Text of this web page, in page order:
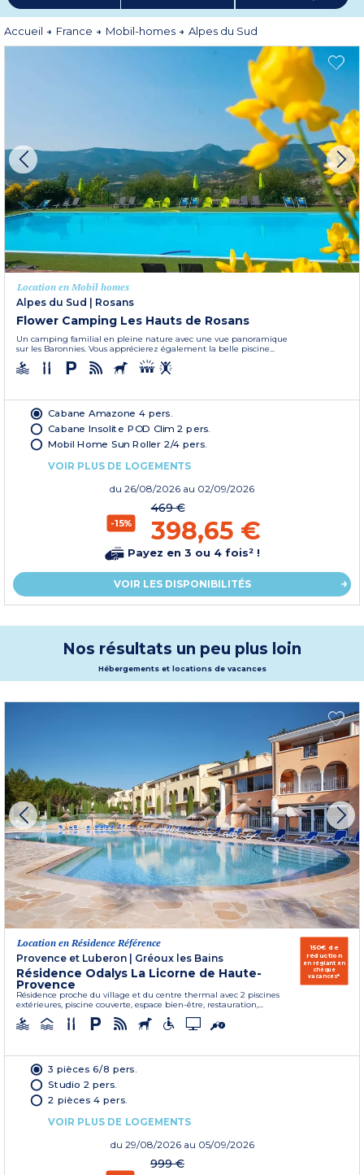
de Barcelonnette). Plus au Sud, vous serez charmé par une Provence
naissante avec ses champs de lavande, ses petits artisans de village (faïence,
santons et poterie). Découvrez les Alpes du Sud aux portes de la
Méditerranée.
Plus d'informations
Accueil France Mobil-homes Alpes du Sud
Location en Mobil homes
Alpes du Sud
Rosans
Flower Camping Les Hauts de Rosans
Un camping familial en pleine nature avec une vue panoramique
sur les Baronnies. Vous apprécierez également la belle piscine...
Cabane Amazone 4 pers.
Cabane Insolite POD Clim 2 pers.
Mobil Home Sun Roller 2/4 pers.
VOIR PLUS DE LOGEMENTS
du 26/08/2026 au 02/09/2026
-15%
469 €
398,65 €
Payez en 3 ou 4 fois² !
VOIR LES DISPONIBILITÉS
Nos résultats un peu plus loin
Hébergements et locations de vacances
Location en Résidence Référence
Provence et Luberon
Gréoux les Bains
Résidence Odalys La Licorne de Haute-
Provence
Résidence proche du village et du centre thermal avec 2 piscines
extérieures, piscine couverte, espace bien-être, restauration,...
150€ de
réduction
en réglant en
chèque
vacances*
3 pièces 6/8 pers.
Studio 2 pers.
2 pièces 4 pers.
VOIR PLUS DE LOGEMENTS
du 29/08/2026 au 05/09/2026
999 €